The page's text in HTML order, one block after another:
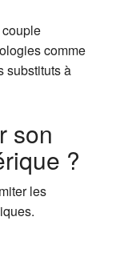
comme
substituts à
son
?
les